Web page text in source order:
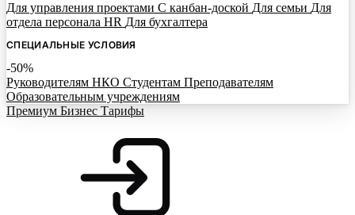
Для управления проектами С канбан-доской Для семьи Для
отдела персонала HR Для бухгалтера
СПЕЦИАЛЬНЫЕ УСЛОВИЯ
-50%
Руководителям НКО Студентам Преподавателям
Образовательным учреждениям
Премиум Бизнес Тарифы